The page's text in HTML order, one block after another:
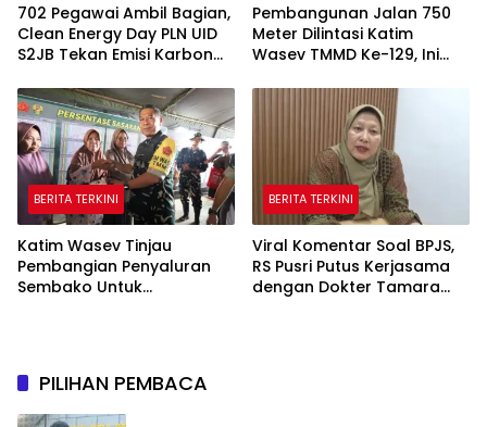
702 Pegawai Ambil Bagian,
Clean Energy Day PLN UID
S2JB Tekan Emisi Karbon
Pembangunan Jalan 750
Meter Dilintasi Katim
Wasev TMMD Ke-129, Ini
BERITA TERKINI
Katim Wasev Tinjau
Pembangian Penyaluran
Sembako Untuk
BERITA TERKINI
Viral Komentar Soal BPJS,
RS Pusri Putus Kerjasama
dengan Dokter Tamara
PILIHAN PEMBACA